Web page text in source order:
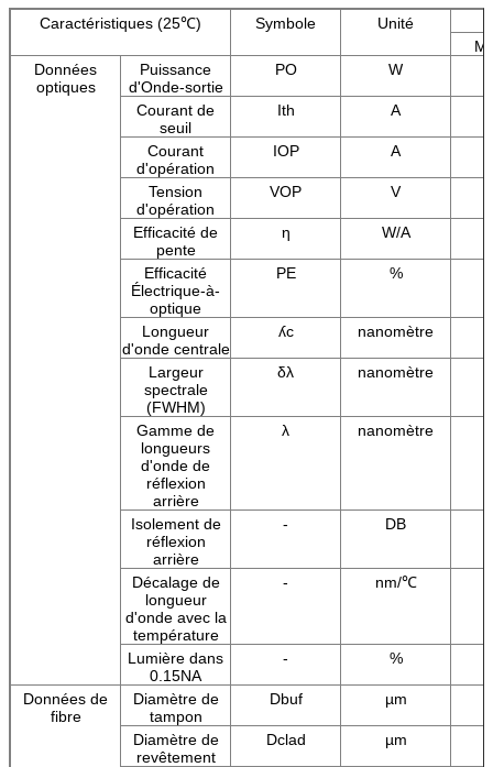
Caractéristiques (25℃) Symbole
Unité
Données
optiques
Puissance
d'Onde-sortie
PO W
Courant de
seuil
Ith A
Courant
d'opération
IOP A
Tension
d'opération
VOP V
Efficacité de
pente
η W/A
Efficacité
Électrique-à-
optique
PE %
Longueur
d'onde centrale
ʎc nanomètre
Largeur
spectrale
(FWHM)
δλ nanomètre
Gamme de
longueurs
d'onde de
réflexion
arrière
λ nanomètre
Isolement de
réflexion
arrière
- DB
Décalage de
longueur
d'onde avec la
température
- nm/℃
Lumière dans
0.15NA
- %
Données de
fibre
Diamètre de
tampon
Dbuf µm
Diamètre de
revêtement
Dclad µm